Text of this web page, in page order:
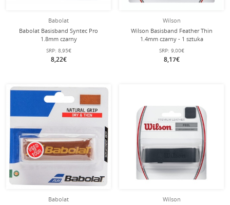
Babolat
Babolat Basisband Syntec Pro
1.8mm czarny
SRP: 8,95€
8,22€
Wilson
Wilson Basisband Feather Thin
1.4mm czarny - 1 sztuka
SRP: 9,00€
8,17€
Babolat
Wilson